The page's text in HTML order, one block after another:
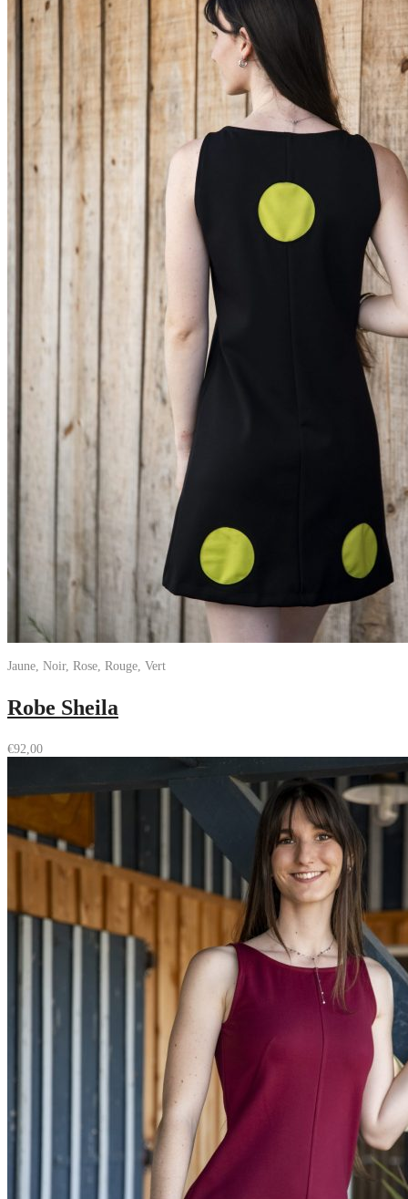
Jaune, Noir, Rose, Rouge, Vert
Robe Sheila
€92,00